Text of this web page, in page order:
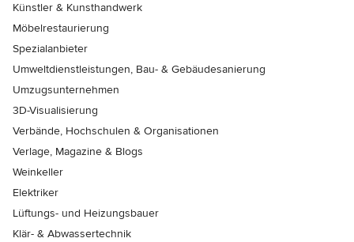
Künstler & Kunsthandwerk
Möbelrestaurierung
Spezialanbieter
Umweltdienstleistungen, Bau- & Gebäudesanierung
Umzugsunternehmen
3D-Visualisierung
Verbände, Hochschulen & Organisationen
Verlage, Magazine & Blogs
Weinkeller
Elektriker
Lüftungs- und Heizungsbauer
Klär- & Abwassertechnik